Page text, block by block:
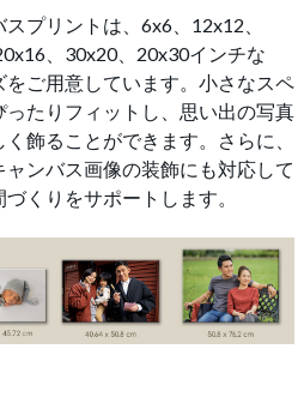
プリントは、6x6、12x12、
、30x20、20x30インチな
ご用意しています。小さなスペ
たりフィットし、思い出の写真
飾ることができます。さらに、
ンバス画像の装飾にも対応して
くりをサポートします。